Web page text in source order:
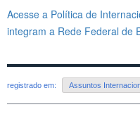
Acesse a Política de
integram a Rede Federal de
registrado em: Assuntos